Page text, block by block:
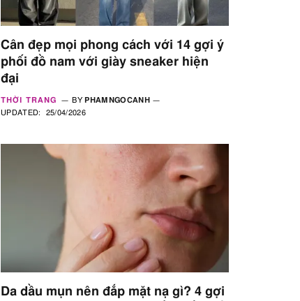
Cân đẹp mọi phong cách với 14 gợi ý
phối đồ nam với giày sneaker hiện
đại
THỜI TRANG BY PHAMNGOCANH
UPDATED:
25/04/2026
Da dầu mụn nên đắp mặt nạ gì? 4 gợi